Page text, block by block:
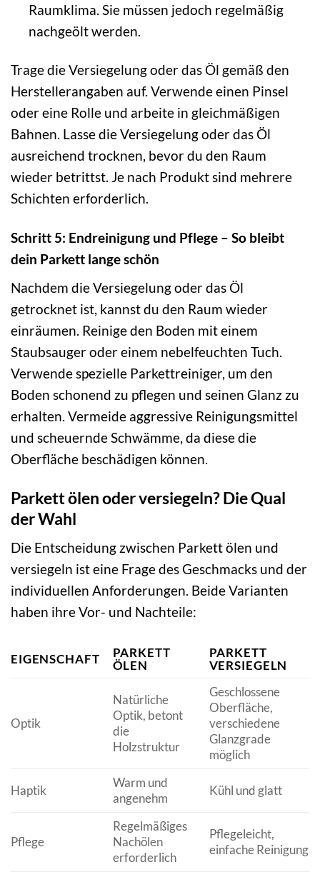
Raumklima. Sie müssen jedoch regelmäßig
nachgeölt werden.
Trage die Versiegelung oder das Öl gemäß den
Herstellerangaben auf. Verwende einen Pinsel
oder eine Rolle und arbeite in gleichmäßigen
Bahnen. Lasse die Versiegelung oder das Öl
ausreichend trocknen, bevor du den Raum
wieder betrittst. Je nach Produkt sind mehrere
Schichten erforderlich.
Schritt 5: Endreinigung und Pflege – So bleibt
dein Parkett lange schön
Nachdem die Versiegelung oder das Öl
getrocknet ist, kannst du den Raum wieder
einräumen. Reinige den Boden mit einem
Staubsauger oder einem nebelfeuchten Tuch.
Verwende spezielle Parkettreiniger, um den
Boden schonend zu pflegen und seinen Glanz zu
erhalten. Vermeide aggressive Reinigungsmittel
und scheuernde Schwämme, da diese die
Oberfläche beschädigen können.
Parkett ölen oder versiegeln? Die Qual
der Wahl
Die Entscheidung zwischen Parkett ölen und
versiegeln ist eine Frage des Geschmacks und der
individuellen Anforderungen. Beide Varianten
haben ihre Vor- und Nachteile:
EIGENSCHAFT
PARKETT
ÖLEN
PARKETT
VERSIEGELN
Optik
Natürliche
Optik, betont
die
Holzstruktur
Geschlossene
Oberfläche,
verschiedene
Glanzgrade
möglich
Haptik
Warm und
angenehm
Kühl und glatt
Pflege
Regelmäßiges
Nachölen
erforderlich
Pflegeleicht,
einfache Reinigung